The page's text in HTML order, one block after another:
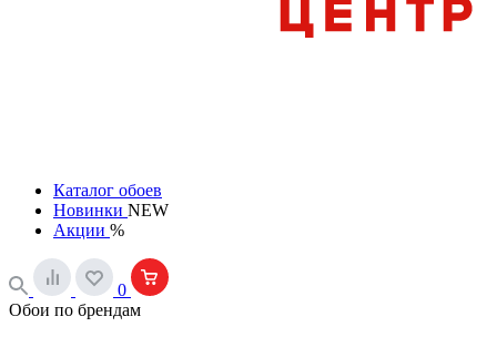
Каталог обоев
Новинки NEW
Акции %
0
Обои по брендам